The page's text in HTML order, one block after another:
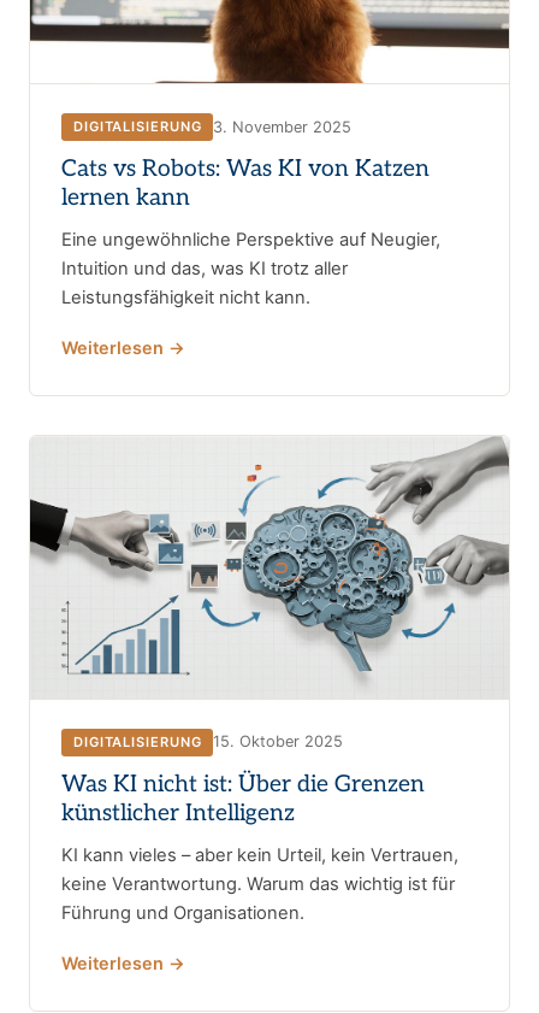
DIGITALISIERUNG 3. November 2025
Cats vs Robots: Was KI von Katzen
lernen kann
Eine ungewöhnliche Perspektive auf Neugier,
Intuition und das, was KI trotz aller
Leistungsfähigkeit nicht kann.
Weiterlesen →
DIGITALISIERUNG 15. Oktober 2025
Was KI nicht ist: Über die Grenzen
künstlicher Intelligenz
KI kann vieles – aber kein Urteil, kein Vertrauen,
keine Verantwortung. Warum das wichtig ist für
Führung und Organisationen.
Weiterlesen →